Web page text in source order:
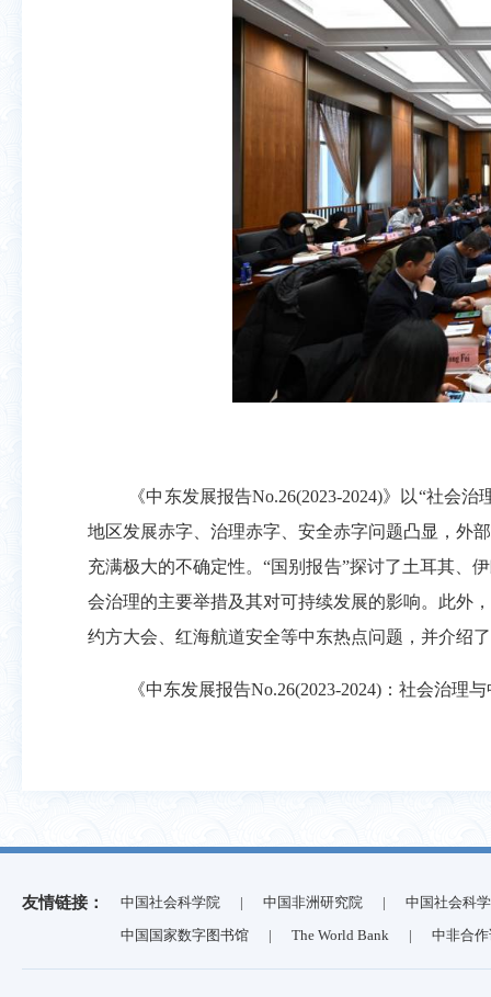
《中东发展报告No.26(2023-2024)》以“社会治
地区发展赤字、治理赤字、安全赤字问题凸显，外
充满极大的不确定性。“国别报告”探讨了土耳其、
会治理的主要举措及其对可持续发展的影响。此外
约方大会、红海航道安全等中东热点问题，并介绍
《中东发展报告No.26(2023-2024) ：社会治理
友情链接： 中国社会科学院 | 中国非洲研究院 |
中国社会科
中国国家数字图书馆
| The World Bank | 中非合